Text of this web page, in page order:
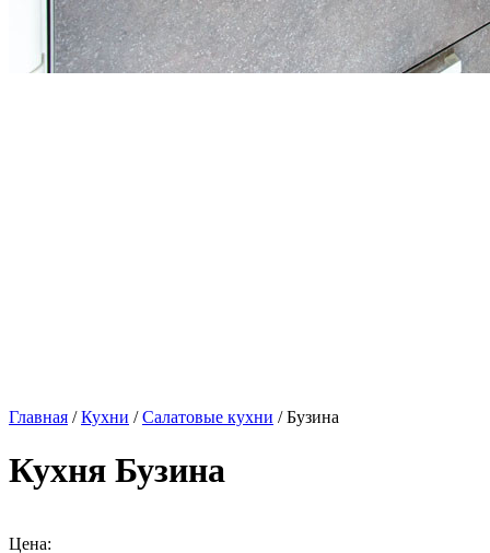
Главная /Кухни /Салатовые кухни / Бузина
Кухня Бузина
Цена: